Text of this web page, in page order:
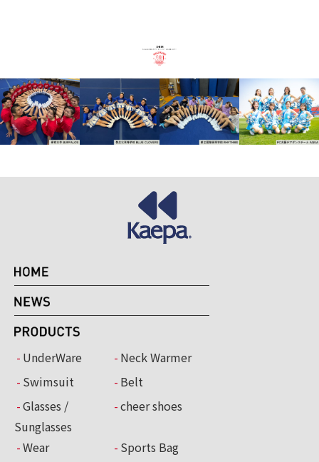
UnderWare
Neck Warmer
Swimsuit
Belt
Glasses /
Sunglasses
cheer shoes
Wear
Sports Bag